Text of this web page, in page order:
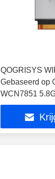
QOGRISYS
Gebaseerd op
WCN7851
7 Module